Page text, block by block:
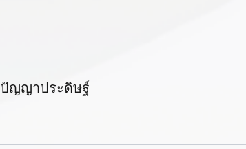
ปัญญาประดิษฐ์